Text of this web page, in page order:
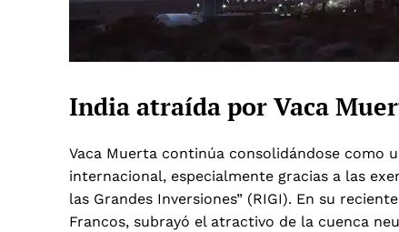
India atraída por Vaca
Vaca Muerta continúa consolidándose como
internacional, especialmente gracias a las
las Grandes Inversiones” (RIGI). En su
Francos, subrayó el atractivo de la cuenca